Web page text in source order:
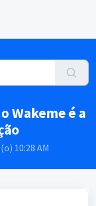
Wakeme é a
10:28 AM